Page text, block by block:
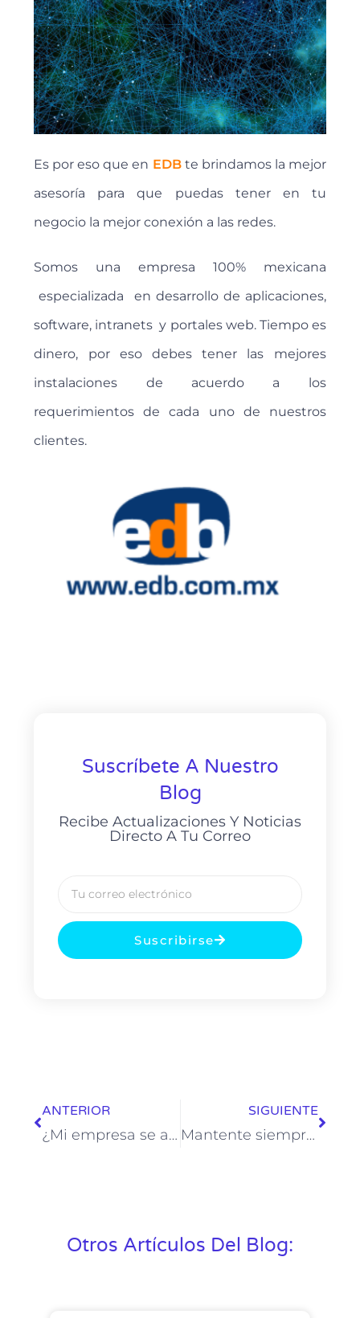
Es por eso que en EDBte brindamos la mejor
asesoría para que puedas tener en tu
negocio la mejor conexión a las redes.
Somos una empresa 100% mexicana
especializada en desarrollo de aplicaciones,
software, intranets y portales web. Tiempo es
dinero, por eso debes tener las mejores
instalaciones de acuerdo a los
requerimientos de cada uno de nuestros
clientes.
Suscríbete A Nuestro
Blog
Recibe Actualizaciones Y Noticias
Directo A Tu Correo
Suscribirse
ANTERIOR
¿Mi empresa se adapta para implementar Home Office?
SIGUIENTE
Mantente siempre conectado con tus seres queridos
Otros Artículos Del Blog: